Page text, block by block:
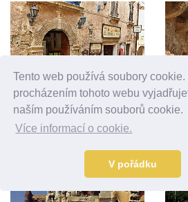
Tento web používá soubory
procházením tohoto webu
naším používáním souborů cookie.
Více informací o cookie.
V pořádku